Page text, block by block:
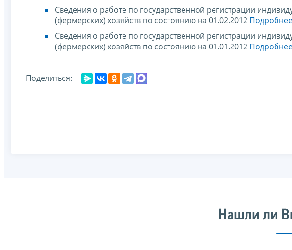
Сведения о работе по государственной регистрации
(фермерских) хозяйств по состоянию на 01.02.2012 Подробнее
Сведения о работе по государственной регистрации
(фермерских) хозяйств по состоянию на 01.01.2012 Подробнее
Поделиться:
Нашли ли